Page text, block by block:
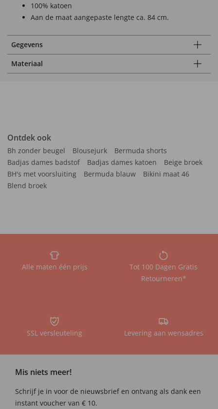
100% katoen
Aan de maat aangepaste lengte ca. 84 cm.
Gegevens
Materiaal
Ontdek ook
Bh zonder beugel Blousejurk
Bermuda shorts
Badjas dames badstof
Badjas dames katoen
Beige broek
BH's met voorsluiting
Bermuda blauw
Bikini maat 46
Blend broek
Alle maten één prijs
Tot 100 Dagen Gratis
Retourneren*
SSL versleuteling Levering aan wensadres
Mis niets meer!
Schrijf je in voor de nieuwsbrief en ontvang als dank een
instant voucher van € 10.